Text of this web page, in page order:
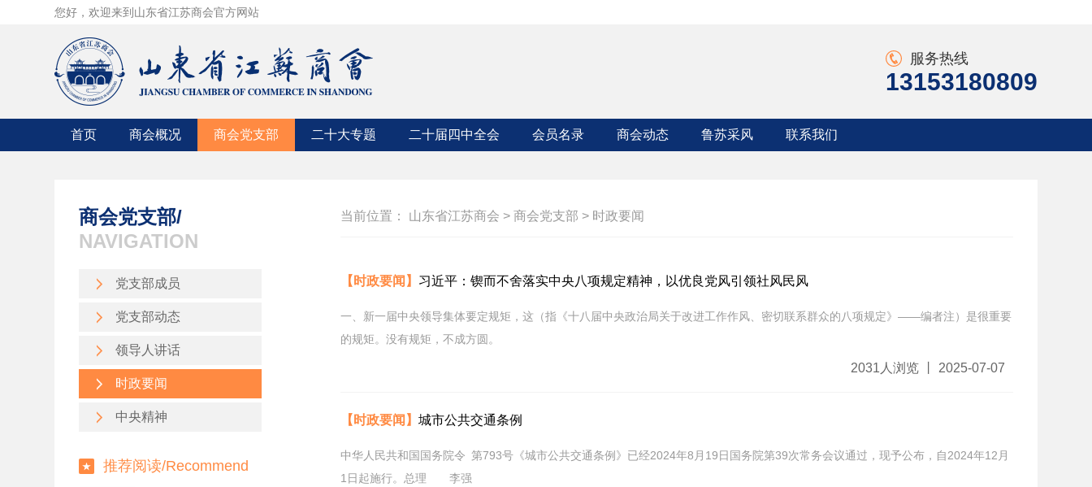
您好，欢迎来到山东省江苏商会官方网站
服务热线
13153180809
首页 商会概况
组织机构
商会党支部 二十大专题 二十届四中全会 会员名录 商会动态 鲁苏采风 联系我们
商会党支部/
NAVIGATION
党支部成员
党支部动态
领导人讲话
时政要闻
中央精神
推荐阅读/Recommend
当前位置： 山东省江苏商会 >商会党支部 > 时政要闻
【时政要闻】 习近平：锲而不舍落实中央八项规定精神，以优良党风引领社风民风
一、新一届中央领导集体要定规矩，这（指《十八届中央政治局关于改进工作作风、密切联系群众的八项规定》——编者注）是很重要
的规矩。没有规矩，不成方圆。
2031人浏览 丨 2025-07-07
【时政要闻】城市公共交通条例
中华人民共和国国务院令 第793号《城市公共交通条例》已经2024年8月19日国务院第39次常务会议通过，现予公布，自2024年12月
1日起施行。总理 李强